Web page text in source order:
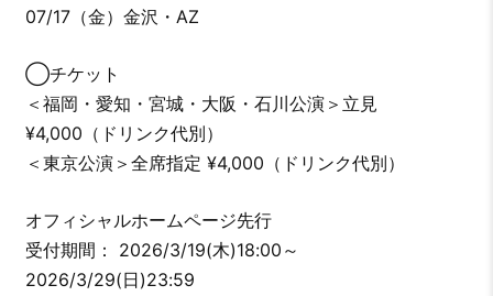
07/17（金）金沢・AZ
◯チケット
＜福岡・愛知・宮城・⼤阪・⽯川公演＞⽴⾒
¥4,000（ドリンク代別）
＜東京公演＞全席指定 ¥4,000（ドリンク代別）
オフィシャルホームページ先行
受付期間： 2026/3/19(木)18:00～
2026/3/29(日)23:59